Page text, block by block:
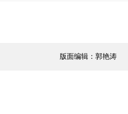
版面编辑：郭艳涛